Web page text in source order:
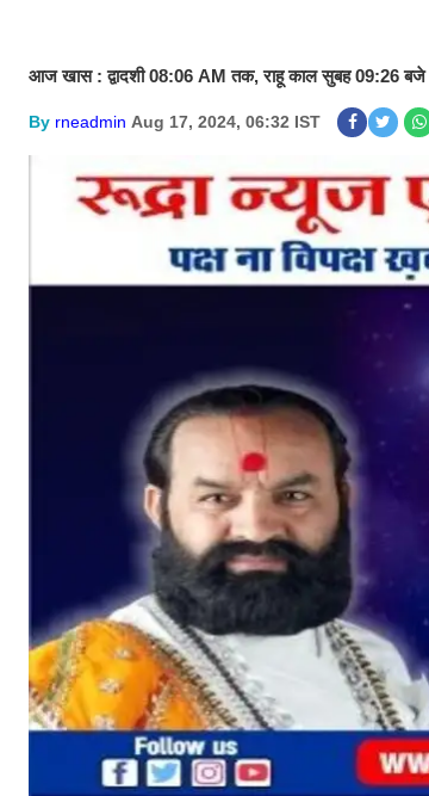
आज खास : द्वादशी 08:06 AM तक, राहू काल सुबह 09:26
By rneadmin Aug 17, 2024, 06:32 IST